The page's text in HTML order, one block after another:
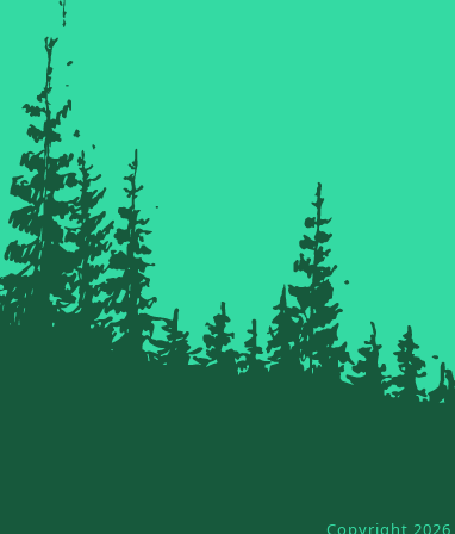
Copyright 2026